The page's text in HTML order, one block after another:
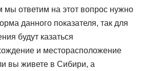
ответим на этот вопрос нужно
данного показателя, так для
будут казаться
и месторасположение
вы живете в Сибири, а